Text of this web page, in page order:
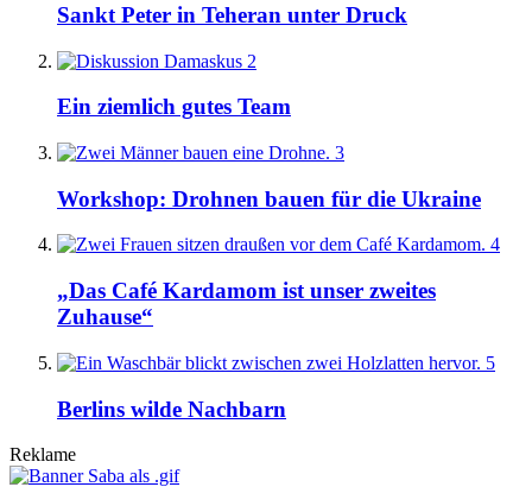
Sankt Peter in Teheran unter Druck
2
Ein ziemlich gutes Team
3
Workshop: Drohnen bauen für die Ukraine
4
„Das Café Kardamom ist unser zweites
Zuhause“
5
Berlins wilde Nachbarn
Reklame